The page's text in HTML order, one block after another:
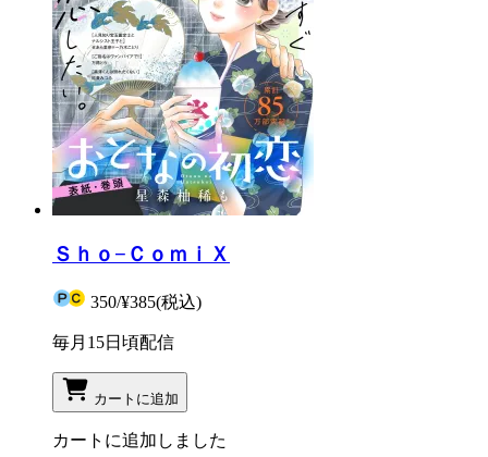
Ｓｈｏ−ＣｏｍｉＸ
350/¥385(税込)
毎月15日頃配信
カートに追加
カートに追加しました